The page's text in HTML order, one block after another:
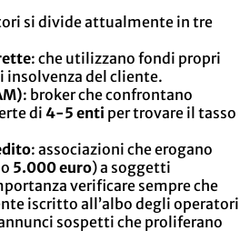
si divide attualmente in tre
: che utilizzano fondi propri
insolvenza del cliente.
: broker che confrontano
di 4-5 enti per trovare il tasso
: associazioni che erogano
5.000 euro) a soggetti
verificare sempre che
iscritto all’albo degli operatori
sospetti che proliferano